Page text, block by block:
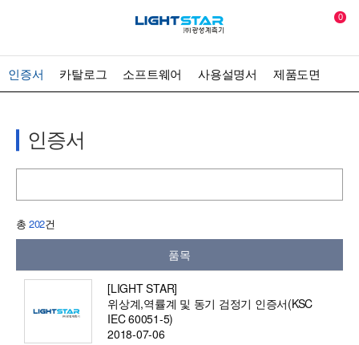
0
인증서 카탈로그 소프트웨어 사용설명서 제품도면
인증서
총 202건
품목
[LIGHT STAR]
위상계,역률계 및 동기 검정기 인증서(KSC
IEC 60051-5)
2018-07-06